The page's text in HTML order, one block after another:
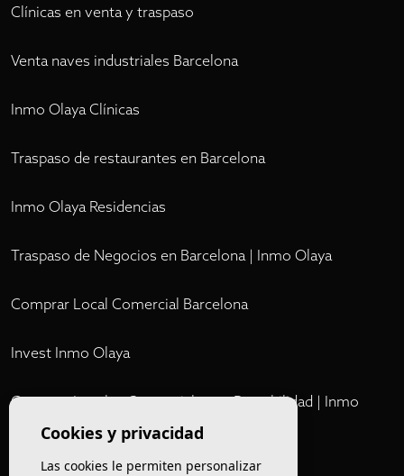
Clínicas en venta y traspaso
Venta naves industriales Barcelona
Inmo Olaya Clínicas
Traspaso de restaurantes en Barcelona
Inmo Olaya Residencias
Traspaso de Negocios en Barcelona | Inmo Olaya
Comprar Local Comercial Barcelona
Invest Inmo Olaya
Comprar Locales Comerciales en Rentabilidad | Inmo
OlayaCookies y privacidad
Las cookies le permiten personalizar